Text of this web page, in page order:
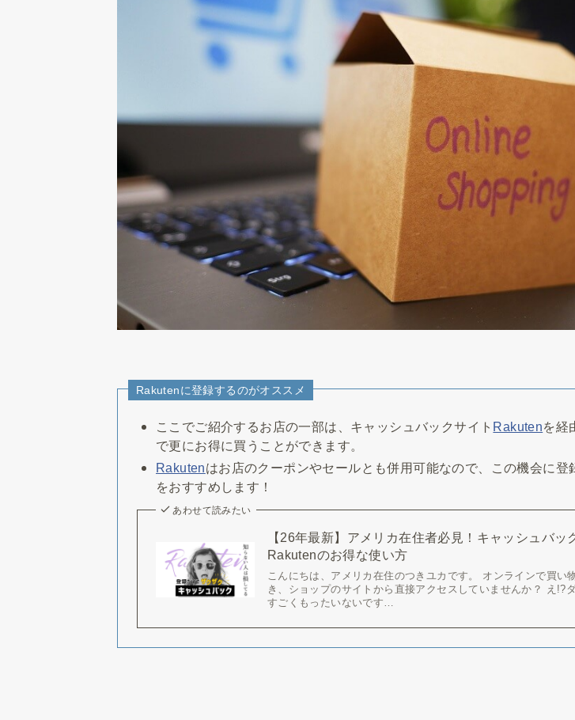
Rakutenに登録するのがオススメ
ここでご紹介するお店の一部は、キャッシュバックサイト Rakutenを経
で更にお得に買うことができます。
Rakutenはお店のクーポンやセールとも併用可能なので、この機会に登
をおすすめします！
あわせて読みたい
【26年最新】アメリカ在住者必見！キャッシュバッ
Rakutenのお得な使い方
こんにちは、アメリカ在住のつきユカです。 オンラインで買い
き、ショップのサイトから直接アクセスしていませんか？ え!?
すごくもったいないです…